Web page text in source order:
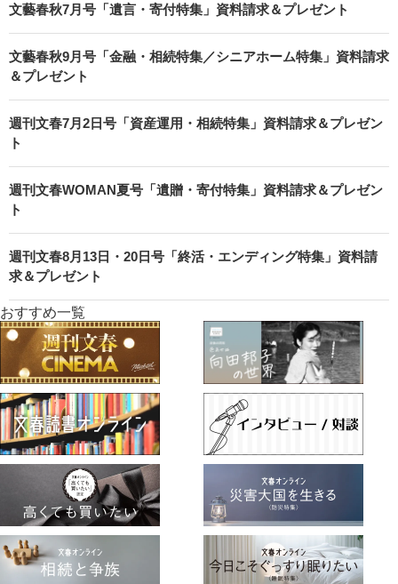
文藝春秋7月号「遺言・寄付特集」資料請求＆プレゼント
文藝春秋9月号「金融・相続特集／シニアホーム特集」資料請求
＆プレゼント
週刊文春7月2日号「資産運用・相続特集」資料請求＆プレゼン
ト
週刊文春WOMAN夏号「遺贈・寄付特集」資料請求＆プレゼン
ト
週刊文春8月13日・20日号「終活・エンディング特集」資料請
求＆プレゼント
おすすめ一覧